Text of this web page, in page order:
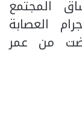
المجتمع
العصابة
من عمر